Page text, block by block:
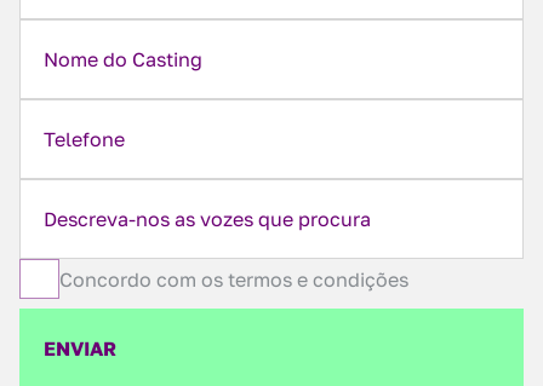
Concordo com os termos e condições